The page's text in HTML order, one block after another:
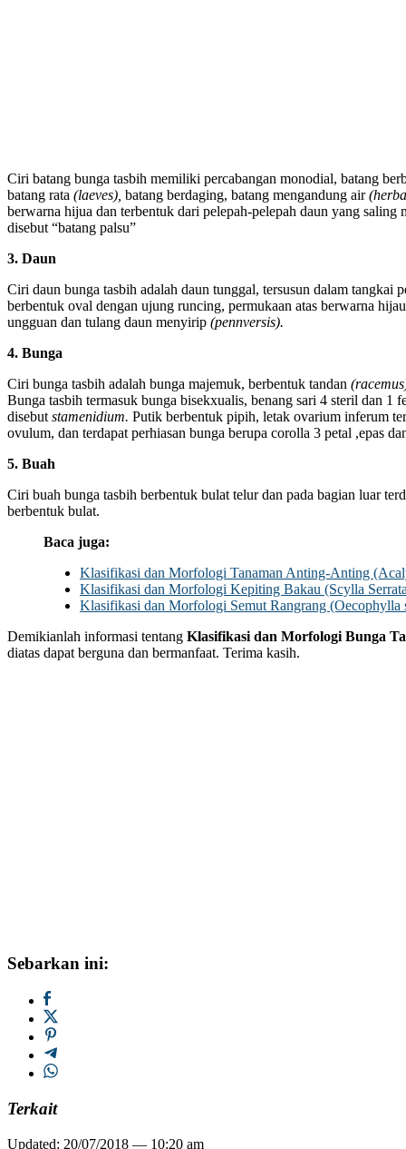
Ciri batang bunga tasbih memiliki percabangan monodial, batang
batang rata (laeves), batang berdaging, batang mengandung air
berwarna hijua dan terbentuk dari pelepah-pelepah daun yang saling
disebut “batang palsu”
3. Daun
Ciri daun bunga tasbih adalah daun tunggal, tersusun dalam tangkai
berbentuk oval dengan ujung runcing, permukaan atas berwarna
ungguan dan tulang daun menyirip (pennversis).
4. Bunga
Ciri bunga tasbih adalah bunga majemuk, berbentuk tandan
Bunga tasbih termasuk bunga bisekxualis, benang sari 4 steril dan 1
disebut stamenidium. Putik berbentuk pipih, letak ovarium inferum
ovulum, dan terdapat perhiasan bunga berupa corolla 3 petal ,epas
5. Buah
Ciri buah bunga tasbih berbentuk bulat telur dan pada bagian luar
berbentuk bulat.
Baca juga:
Klasifikasi dan Morfologi Tanaman Anting-Anting
Klasifikasi dan Morfologi Kepiting Bakau (Scylla
Klasifikasi dan Morfologi Semut Rangrang (Oecophylla
Demikianlah informasi tentang Klasifikasi dan Morfologi Bunga
diatas dapat berguna dan bermanfaat. Terima kasih.
Sebarkan ini:
Terkait
Updated: 20/07/2018 — 10:20 am